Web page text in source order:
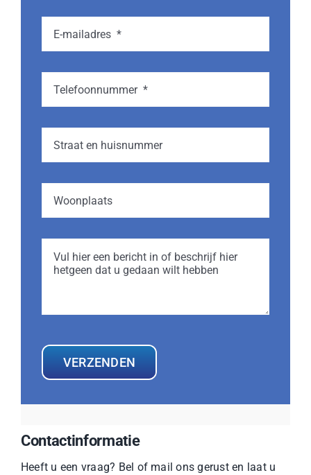
VERZENDEN
Contactinformatie
Heeft u een vraag? Bel of mail ons gerust en laat u